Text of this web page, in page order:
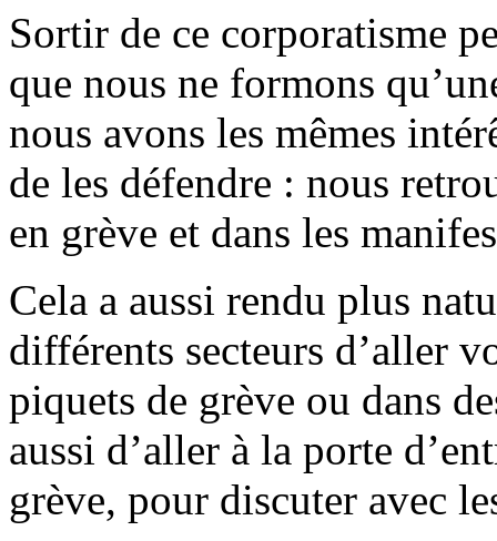
Sortir de ce corporatisme
que nous ne formons
nous avons les mêmes
de les défendre : nous
en grève et dans les
Cela a aussi rendu plus
différents secteurs d’aller
piquets de grève ou dans
aussi d’aller à la porte
grève, pour discuter avec